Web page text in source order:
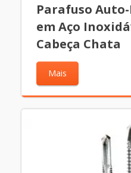
Parafuso
em Aço
Cabeça Chata
Mais